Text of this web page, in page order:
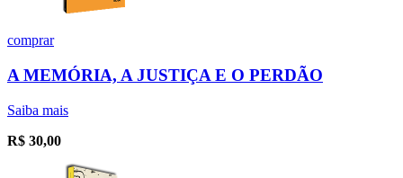
comprar
A MEMÓRIA, A JUSTIÇA E O PERDÃO
Saiba mais
R$ 30,00